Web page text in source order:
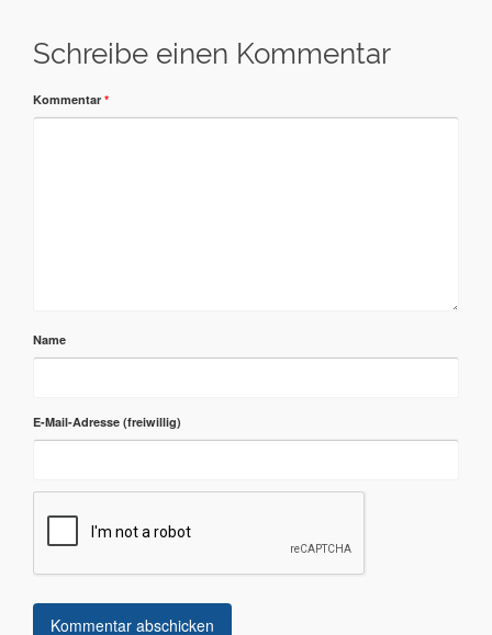
Schreibe einen Kommentar
Kommentar *
Name
E-Mail-Adresse